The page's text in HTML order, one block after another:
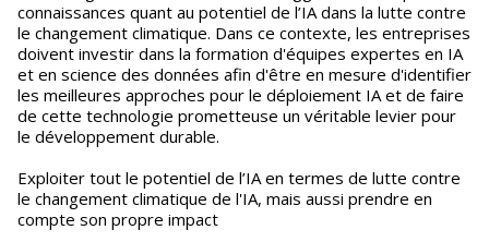
connaissances quant au potentiel de l’IA dans la lutte contre
le changement climatique. Dans ce contexte, les entreprises
doivent investir dans la formation d'équipes expertes en IA
et en science des données afin d'être en mesure d'identifier
les meilleures approches pour le déploiement IA et de faire
de cette technologie prometteuse un véritable levier pour
le développement durable.
Exploiter tout le potentiel de l’IA en termes de lutte contre
le changement climatique de l'IA, mais aussi prendre en
compte son propre impact